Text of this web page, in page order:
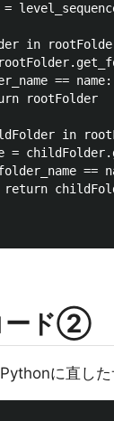
in
== name:
rootFolder
in
=
==
ード②
に直した